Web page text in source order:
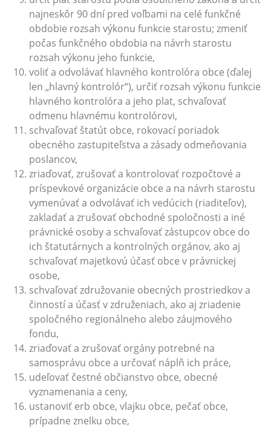
najneskôr 90 dní pred voľbami na celé funkčné
obdobie rozsah výkonu funkcie starostu; zmeniť
počas funkčného obdobia na návrh starostu
rozsah výkonu jeho funkcie,
voliť a odvolávať hlavného kontrolóra obce (ďalej
len „hlavný kontrolór“), určiť rozsah výkonu funkcie
hlavného kontrolóra a jeho plat, schvaľovať
odmenu hlavnému kontrolórovi,
schvaľovať štatút obce, rokovací poriadok
obecného zastupiteľstva a zásady odmeňovania
poslancov,
zriaďovať, zrušovať a kontrolovať rozpočtové a
príspevkové organizácie obce a na návrh starostu
vymenúvať a odvolávať ich vedúcich (riaditeľov),
zakladať a zrušovať obchodné spoločnosti a iné
právnické osoby a schvaľovať zástupcov obce do
ich štatutárnych a kontrolných orgánov, ako aj
schvaľovať majetkovú účasť obce v právnickej
osobe,
schvaľovať združovanie obecných prostriedkov a
činností a účasť v združeniach, ako aj zriadenie
spoločného regionálneho alebo záujmového
fondu,
zriaďovať a zrušovať orgány potrebné na
samosprávu obce a určovať náplň ich práce,
udeľovať čestné občianstvo obce, obecné
vyznamenania a ceny,
ustanoviť erb obce, vlajku obce, pečať obce,
prípadne znelku obce,